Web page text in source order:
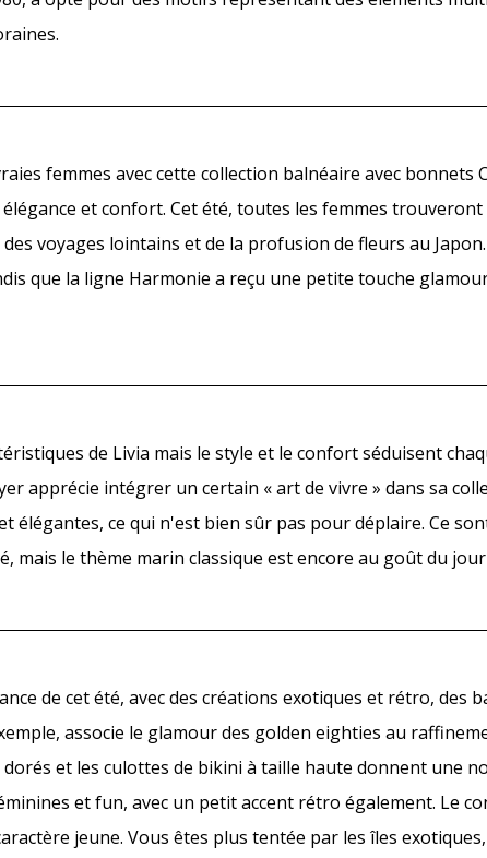
femmes avec cette collection balnéaire avec bonnets
et confort. Cet été, toutes les femmes
voyages lointains et de la profusion de fleurs au
que la ligne Harmonie a reçu une petite touche
de Livia mais le style et le confort séduisent
apprécie intégrer un certain « art de vivre » dans sa
élégantes, ce qui n'est bien sûr pas pour déplaire. Ce
mais le thème marin classique est encore au goût du
de cet été, avec des créations exotiques et rétro, des
associe le glamour des golden eighties au
et les culottes de bikini à taille haute donnent une
et fun, avec un petit accent rétro également. Le
jeune. Vous êtes plus tentée par les îles